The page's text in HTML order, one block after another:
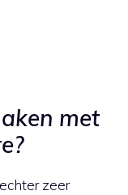
met
zeer